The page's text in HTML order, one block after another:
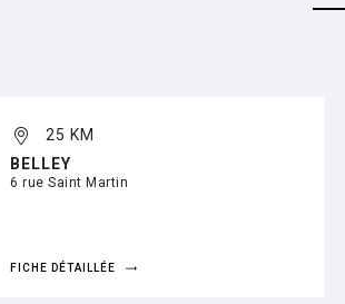
25 KM
BELLEY
6 rue Saint Martin
FICHE DÉTAILLÉE